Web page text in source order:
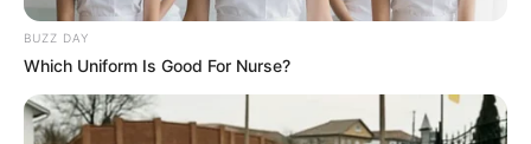
BUZZ DAY
Which Uniform Is Good For Nurse?